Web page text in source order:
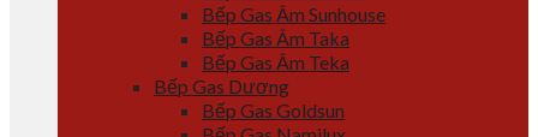
Bếp Gas Âm Sunhouse
Bếp Gas Âm Taka
Bếp Gas Âm Teka
Bếp Gas Dương
Bếp Gas Goldsun